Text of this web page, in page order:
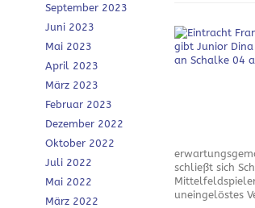
September 2023
Juni 2023
Mai 2023
April 2023
März 2023
Februar 2023
Dezember 2022
Oktober 2022
Juli 2022
Mai 2022
März 2022
schließt sich
uneingelöstes